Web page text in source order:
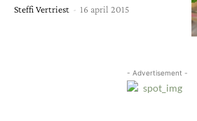
Steffi Vertriest - 16 april 2015
- Advertisement -